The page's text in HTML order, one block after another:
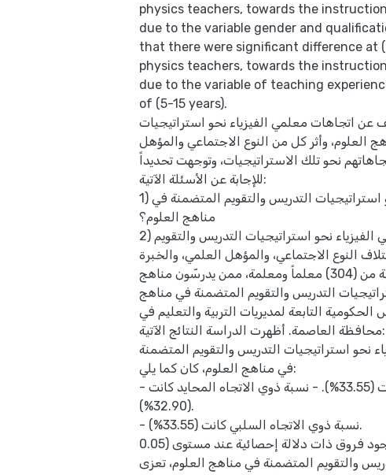
physics teachers, towards the
due to the variable gender and
that there were significant difference at
physics teachers, towards the
due to the variable of teaching
of (5-15 years).
اتجاهات معلمي الفيزياء نحو استراتيجيات
العلوم، وأثر كل من النوع الاجتماعي والمؤهل
نحو تلك الاستراتيجيات، وتوجهت تحديداً
للإجابة عن الأسئلة الآتية:
1) ما اتجاهات معلمي الفيزياء نحو استراتيجيات التدريس والتقويم المتضمنة في
مناهج العلوم؟
2) هل تختلف اتجاهات معلمي الفيزياء نحو استراتيجيات التدريس والتقويم
النوع الاجتماعي، والمؤهل العلمي، والخبرة
التدريسية؟ تكونت عينة الدراسة من (304) معلماً ومعلمة، ممن يدرسّون مناهج
التدريس والتقويم المتضمنة في مناهج
التابعة لمديريات التربية والتعليم في
محافظة العاصمة. أظهرت الدراسة النتائج الآتية:
نحو استراتيجيات التدريس والتقويم المتضمنة
في مناهج العلوم، كان كما يلي:
- نسبة ذوي الاتجاه الإيجابي كانت (33.55%). - نسبة ذوي الاتجاه المحايد كانت
(32.90%).
- نسبة ذوي الاتجاه السلبي كانت (33.55%).
ب) عدم وجود فروق ذات دلالة إحصائية عند مستوى (0.05 (α= في اتجاهات معلمي
والتقويم المتضمنة في مناهج العلوم، تعزى